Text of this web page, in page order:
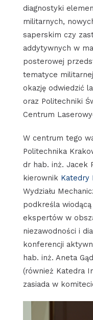
diagnostyki
militarnych,
saperskim czy
addytywnych w
posterowej
tematyce
okazję odwiedzić
oraz Politechniki
Centrum
W centrum tego
Politechnika
dr hab. inż. Jacek
kierownik Katedry
Wydziału
podkreśla
ekspertów w
niezawodności i
konferencji
hab. inż. Aneta
(również Katedra
zasiada w